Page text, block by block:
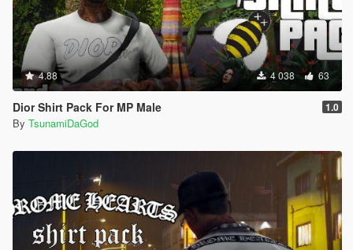
4.88 4 038 63
Dior Shirt Pack For MP Male 1.0
By TsunamiDaGod